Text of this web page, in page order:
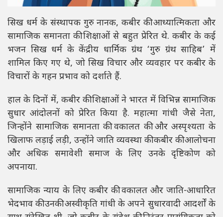
सिख धर्म के संस्थापक गुरु नानक, कबीर की आध्यात्मिकता और
सामाजिक समानता की शिक्षाओं से बहुत प्रेरित थे. कबीर के कई
भजन सिख धर्म के केंद्रीय धार्मिक ग्रंथ ‘गुरु ग्रंथ साहिब’ में
शामिल किए गए थे, जो सिख विचार और व्यवहार पर कबीर के
विचारों के गहन प्रभाव को दर्शाते हैं.
हाल के दिनों में, कबीर की शिक्षाओं ने भारत में विभिन्न सामाजिक
सुधार आंदोलनों को प्रेरित किया है. महात्मा गांधी जैसे नेता,
जिन्होंने सामाजिक समानता की वकालत की और अस्पृश्यता के
खिलाफ लड़ाई लड़ी, उन्होंने जाति व्यवस्था की कबीर की आलोचना
और अधिक समावेशी समाज के लिए उनके दृष्टिकोण को
अपनाया.
सामाजिक न्याय के लिए कबीर की वकालत और जाति-आधारित
भेदभाव की उनकी अस्वीकृति गांधी के अपने सुधारवादी आदर्शों के